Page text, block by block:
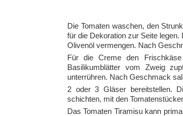
Die Tomaten waschen, den
für die Dekoration zur Seite
Olivenöl vermengen. Nach
Für die Creme den
Basilikumblätter vom Zweig
unterrühren. Nach Geschmack
2 oder 3 Gläser bereitstellen.
schichten, mit den
Das Tomaten Tiramisu kann